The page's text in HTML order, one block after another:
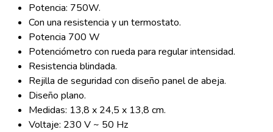
Potencia: 750W.
Con una resistencia y un termostato.
Potencia 700 W
Potenciómetro con rueda para regular intensidad.
Resistencia blindada.
Rejilla de seguridad con diseño panel de abeja.
Diseño plano.
Medidas: 13,8 x 24,5 x 13,8 cm.
Voltaje: 230 V ~ 50 Hz